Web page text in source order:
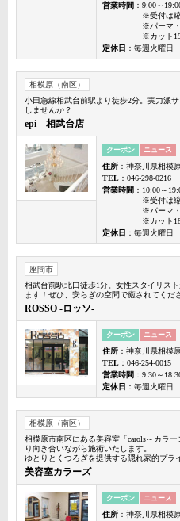
営業時間 ：9:00～
※受付は
※パーマ
※カット
定休日 ：毎週火曜日
相模原（南区）
小田急線相武台前駅より徒歩2分。実力派
しませんか？
epi 相武台店
クーポン ニュース
住所 ：神奈川県相模
TEL ：046-298-0216
営業時間 ：10:00～
※受付は
※パーマ
※カット
定休日 ：毎週火曜日
座間市
相武台前駅北口徒歩1分。女性スタイリス
ます！ぜひ、安らぎの空間で癒されてくだ
ROSSO -ロッソ-
クーポン ニュース
住所 ：神奈川県相模
TEL ：046-254-0015
営業時間 ：9:30～
定休日 ：毎週火曜日
相模原（南区）
相模原市南区にある美容室「carols～カラ
り向き合いながら施術いたします。
ゆとりとくつろぎを提供する隠れ家的プラ
美容室カラーズ
クーポン ニュース
住所 ：神奈川県相模